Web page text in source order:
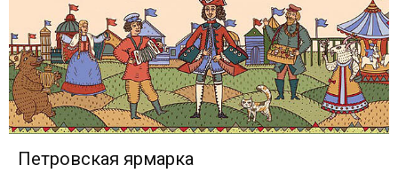
Петровская ярмарка